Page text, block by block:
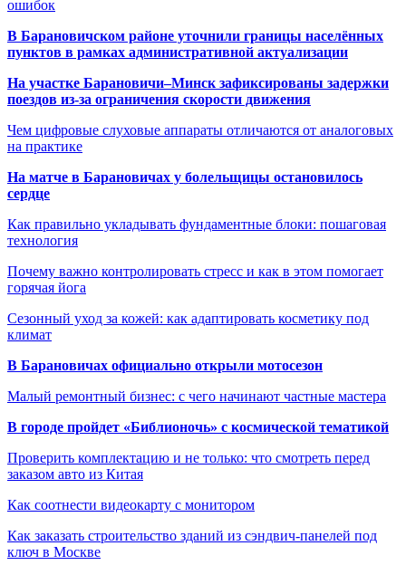
ошибок
В Барановичском районе уточнили границы населённых
пунктов в рамках административной актуализации
На участке Барановичи–Минск зафиксированы задержки
поездов из-за ограничения скорости движения
Чем цифровые слуховые аппараты отличаются от аналоговых
на практике
На матче в Барановичах у болельщицы остановилось
сердце
Как правильно укладывать фундаментные блоки: пошаговая
технология
Почему важно контролировать стресс и как в этом помогает
горячая йога
Сезонный уход за кожей: как адаптировать косметику под
климат
В Барановичах официально открыли мотосезон
Малый ремонтный бизнес: с чего начинают частные мастера
В городе пройдет «Библионочь» с космической тематикой
Проверить комплектацию и не только: что смотреть перед
заказом авто из Китая
Как соотнести видеокарту с монитором
Как заказать строительство зданий из сэндвич-панелей под
ключ в Москве